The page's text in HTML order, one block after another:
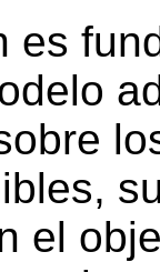
es
el